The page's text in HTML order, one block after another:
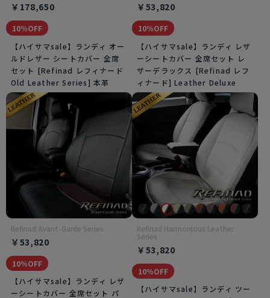
￥178,650
10％OFF
【ハイサマsale】ランディ オー
ルドレザー シートカバー 全席
セット [Refinad レフィナード
Old Leather Series] 本革
￥53,820
10％OFF
【ハイサマsale】ランディ レザ
ーシートカバー 全席セット レ
ザーデラックス [Refinad レフ
ィナード] Leather Deluxe
Refinad Avant-Garde Series
￥53,820
10％OFF
【ハイサマsale】ランディ レザ
ーシートカバー 全席セット パ
Refinad Harmonious Leather
Series
￥53,820
10％OFF
【ハイサマsale】ランディ ツー